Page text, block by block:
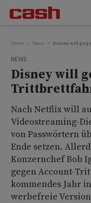
Home News Disney will
NEWS
Disney will
Nach Netflix will
Videostreaming-
von Passwörtern
Ende setzen.
Konzernchef Bob
gegen Account-
kommendes Jahr
werbefreie